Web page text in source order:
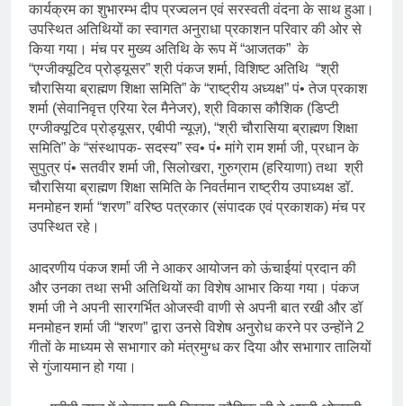
‘उत्कर्ष मेल’ का लोकार्पण
3 Years Ago
डॉक्टर सरोजिनी प्रीतम कहिन
3 Years Ago
डॉ. अम्बेडकर भारत के भव्यभाल पर
एक सुरम्य तिलकहैं
3 Years Ago
श्री हनुमानजी का जन्म महोत्सव का
भव्य आयोजन
3 Years Ago
अंतरराष्ट्रीय मित्रता दिवस पर विशेष
“किताबों के पन्नों से लेकर अनकही
राजनीतिक सफरनामा : आन्दोलन से
उपजे सवाल
2 Days Ago
पेपर लीक पर गैर-भाजपा सरकारों से
जवाबदेही कब?
2 Days Ago
कार्यक्रम का शुभारम्भ दीप प्रज्वलन एवं सरस्वती वंदना के साथ हुआ।
उपस्थित अतिथियों का स्वागत अनुराधा प्रकाशन परिवार की ओर से
किया गया। मंच पर मुख्य अतिथि के रूप में “आजतक” के
“एग्जीक्यूटिव प्रोड्यूसर” श्री पंकज शर्मा, विशिष्ट अतिथि “श्री
चौरासिया ब्राह्मण शिक्षा समिति” के “राष्ट्रीय अध्यक्ष” पं• तेज प्रकाश
शर्मा (सेवानिवृत्त एरिया रेल मैनेजर), श्री विकास कौशिक (डिप्टी
एग्जीक्यूटिव प्रोड्यूसर, एबीपी न्यूज़), “श्री चौरासिया ब्राह्मण शिक्षा
समिति” के “संस्थापक- सदस्य” स्व• पं• मांगे राम शर्मा जी, प्रधान के
सुपुत्र पं• सतवीर शर्मा जी, सिलोखरा, गुरुग्राम (हरियाणा) तथा श्री
चौरासिया ब्राह्मण शिक्षा समिति के निवर्तमान राष्ट्रीय उपाध्यक्ष डॉ.
मनमोहन शर्मा “शरण” वरिष्ठ पत्रकार (संपादक एवं प्रकाशक) मंच पर
उपस्थित रहे।
आदरणीय पंकज शर्मा जी ने आकर आयोजन को ऊंचाईयां प्रदान की
और उनका तथा सभी अतिथियों का विशेष आभार किया गया। पंकज
शर्मा जी ने अपनी सारगर्भित ओजस्वी वाणी से अपनी बात रखी और डॉ
मनमोहन शर्मा जी “शरण” द्वारा उनसे विशेष अनुरोध करने पर उन्होंने 2
गीतों के माध्यम से सभागार को मंत्रमुग्ध कर दिया और सभागार तालियों
से गुंजायमान हो गया।